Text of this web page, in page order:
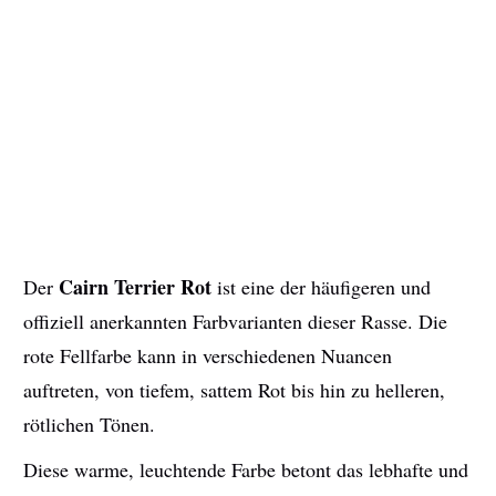
Der Cairn Terrier Rot ist eine der häufigeren und
offiziell anerkannten Farbvarianten dieser Rasse. Die
rote Fellfarbe kann in verschiedenen Nuancen
auftreten, von tiefem, sattem Rot bis hin zu helleren,
rötlichen Tönen.
Diese warme, leuchtende Farbe betont das lebhafte und